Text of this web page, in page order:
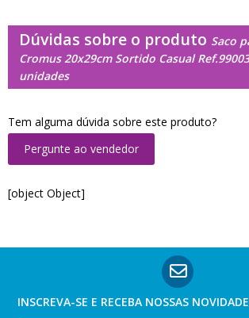
Dúvidas sobre o produto Saco
Cromus 20x29cm Sortido Casual
unidades
Tem alguma dúvida sobre este produto?
Pergunte ao vendedor
[object Object]
INSCREVA-SE E RECEBA NOSSAS